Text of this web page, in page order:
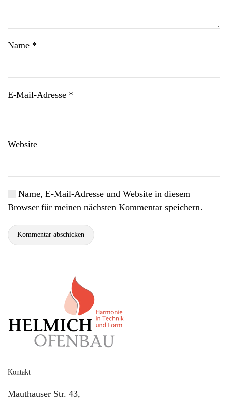
Name *
E-Mail-Adresse *
Website
Name, E-Mail-Adresse und Website in diesem
Browser für meinen nächsten Kommentar speichern.
Kommentar abschicken
Kontakt
Mauthauser Str. 43,